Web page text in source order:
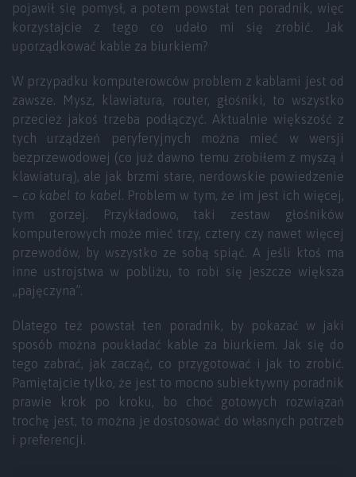
pojawił się pomysł, a potem powstał ten poradnik, więc
korzystajcie z tego co udało mi się zrobić. Jak
uporządkować kable za biurkiem?
W przypadku komputerowców problem z kablami jest od
zawsze. Mysz, klawiatura, router, głośniki, to wszystko
przecież jakoś trzeba podłączyć. Aktualnie większość z
tych urządzeń peryferyjnych można mieć w wersji
bezprzewodowej (co już dawno temu zrobiłem z myszą i
klawiaturą), ale jak brzmi stare, nerdowskie powiedzenie
– co kabel to kabel. Problem w tym, że im jest ich więcej,
tym gorzej. Przykładowo, taki zestaw głośników
komputerowych może mieć trzy, cztery czy nawet więcej
przewodów, by wszystko ze sobą spiąć. A jeśli ktoś ma
inne ustrojstwa w pobliżu, to robi się jeszcze większa
„pajęczyna”.
Dlatego też powstał ten poradnik, by pokazać w jaki
sposób można poukładać kable za biurkiem. Jak się do
tego zabrać, jak zacząć, co przygotować i jak to zrobić.
Pamiętajcie tylko, że jest to mocno subiektywny poradnik
prawie krok po kroku, bo choć gotowych rozwiązań
trochę jest, to można je dostosować do własnych potrzeb
i preferencji.